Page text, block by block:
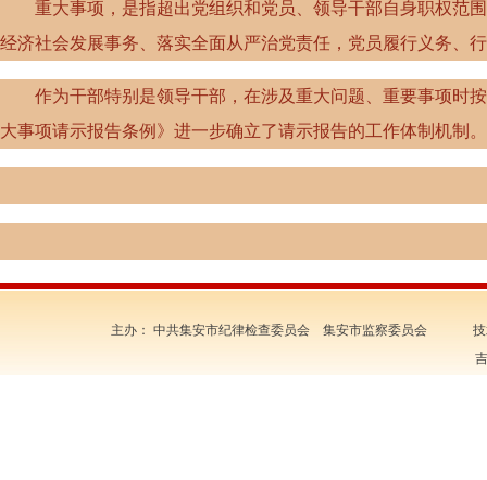
重大事项，是指超出党组织和党员、领导干部自身职权范围
经济社会发展事务、落实全面从严治党责任，党员履行义务、
作为干部特别是领导干部，在涉及重大问题、重要事项时按
大事项请示报告条例》进一步确立了请示报告的工作体制机制
主办： 中共集安市纪律检查委员会 集安市监察委员会 技